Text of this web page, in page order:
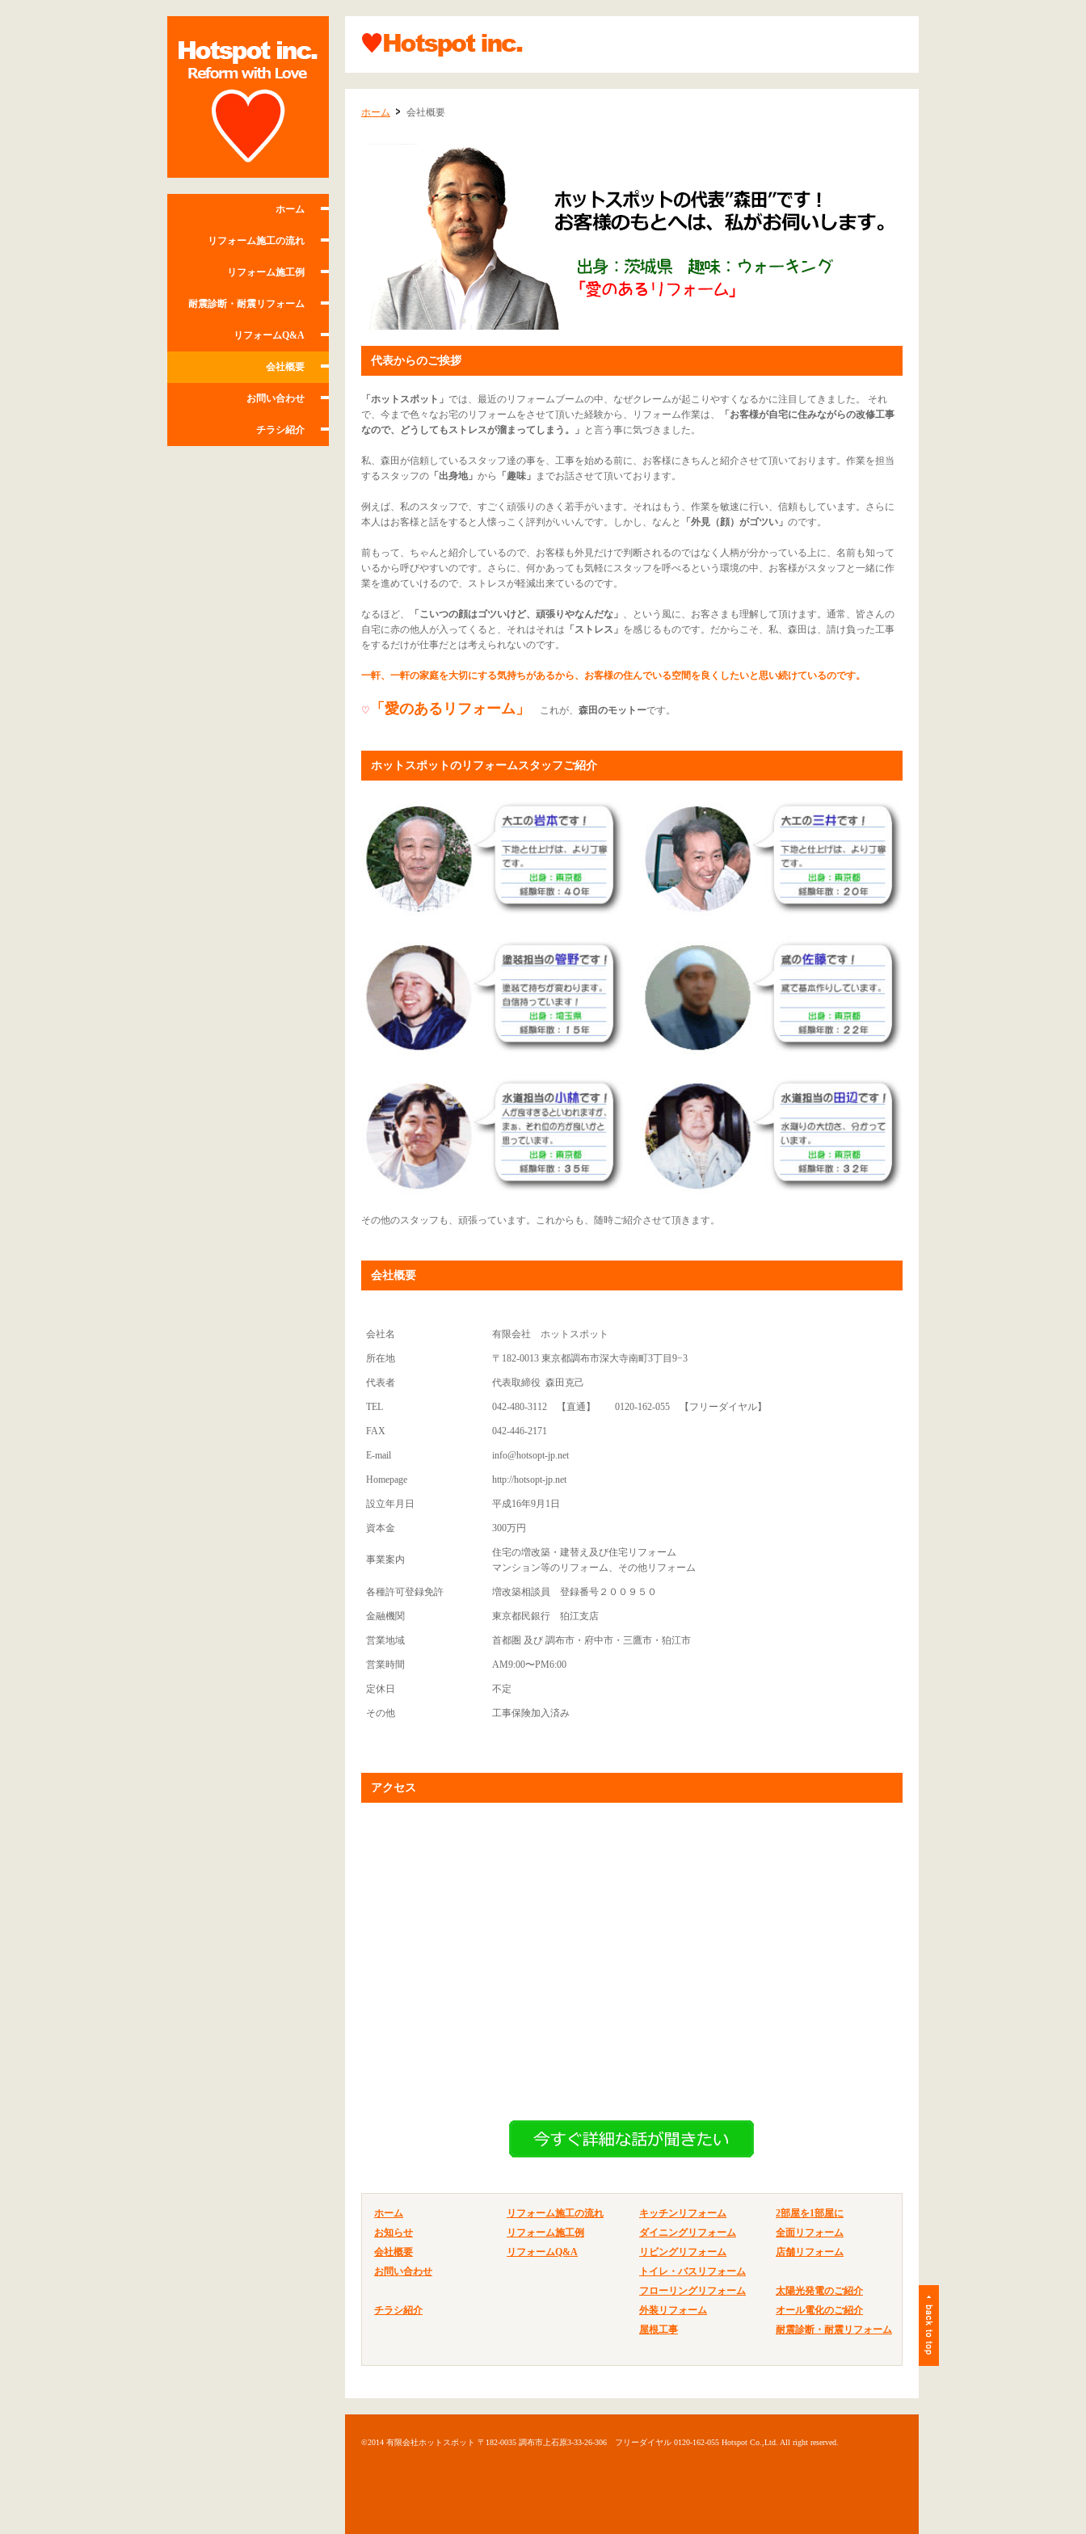
ホーム
リフォーム施工の流れ
リフォーム施工例
耐震診断・耐震リフォーム
リフォームQ&A
会社概要
お問い合わせ
チラシ紹介
ホーム 会社概要
代表からのご挨拶
「ホットスポット」 では、最近のリフォームブームの中、なぜクレームが起こりやすくなるかに注目してきました。 それ
で、今まで色々なお宅のリフォームをさせて頂いた経験から、リフォーム作業は、
「お客様が自宅に住みながらの改修工事
なので、どうしてもストレスが溜まってしまう。」 と言う事に気づきました。
私、森田が信頼しているスタッフ達の事を、工事を始める前に、お客様にきちんと紹介させて頂いております。作業を担当
するスタッフの 「出身地」 から 「趣味」 までお話させて頂いております。
例えば、私のスタッフで、すごく頑張りのきく若手がいます。それはもう、作業を敏速に行い、信頼もしています。さらに
本人はお客様と話をすると人懐っこく評判がいいんです。しかし、なんと
「外見（顔）がゴツい」 のです。
前もって、ちゃんと紹介しているので、お客様も外見だけで判断されるのではなく人柄が分かっている上に、名前も知って
いるから呼びやすいのです。さらに、何かあっても気軽にスタッフを呼べるという環境の中、お客様がスタッフと一緒に作
業を進めていけるので、ストレスが軽減出来ているのです。
なるほど、 「こいつの顔はゴツいけど、頑張りやなんだな」 、という風に、お客さまも理解して頂けます。通常、皆さんの
自宅に赤の他人が入ってくると、それはそれは 「ストレス」 を感じるものです。だからこそ、私、森田は、請け負った工事
をするだけが仕事だとは考えられないのです。
一軒、一軒の家庭を大切にする気持ちがあるから、お客様の住んでいる空間を良くしたいと思い続けているのです。
♡ 「愛のあるリフォーム」 これが、 森田のモットーです。
ホットスポットのリフォームスタッフご紹介
その他のスタッフも、頑張っています。これからも、随時ご紹介させて頂きます。
会社概要
会社名 有限会社 ホットスポット
所在地 〒182-0013 東京都調布市深大寺南町3丁目9−3
代表者 代表取締役 森田克己
TEL 042-480-3112 【直通】 0120-162-055 【フリーダイヤル】
FAX 042-446-2171
E-mail info@hotsopt-jp.net
Homepage http://hotsopt-jp.net
設立年月日 平成16年9月1日
資本金 300万円
事業案内
住宅の増改築・建替え及び住宅リフォーム
マンション等のリフォーム、その他リフォーム
各種許可登録免許 増改築相談員 登録番号２００９５０
金融機関 東京都民銀行 狛江支店
営業地域 首都圏 及び 調布市・府中市・三鷹市・狛江市
営業時間 AM9:00〜PM6:00
定休日 不定
その他 工事保険加入済み
アクセス
ホーム リフォーム施工の流れ キッチンリフォーム
2部屋を1部屋に
お知らせ
リフォーム施工例 ダイニングリフォーム
全面リフォーム
会社概要
リフォームQ&A リビングリフォーム
店舗リフォーム
お問い合わせ
トイレ・バスリフォーム
フローリングリフォーム
太陽光発電のご紹介
チラシ紹介
外装リフォーム
オール電化のご紹介
屋根工事
耐震診断・耐震リフォーム
©2014 有限会社ホットスポット 〒182-0035 調布市上石原3-33-26-306 フリーダイヤル 0120-162-055 Hotspot Co.,Ltd. All right reserved.